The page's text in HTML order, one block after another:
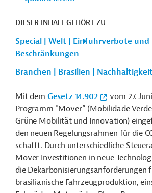
DIESER INHALT GEHÖRT ZU
Special | Welt | Einfuhrverbote und
Beschränkungen
Branchen | Brasilien | Nachhaltigkeit
Mit dem Gesetz 14.902
vom 27.
Programm "Mover“ (Mobilidade
Grüne Mobilität und Innovation)
den neuen Regelungsrahmen für die
schafft. Durch unterschiedliche
Mover Investitionen in neue
die Dekarbonisierungsanforderungen
brasilianische Fahrzeugproduktion,